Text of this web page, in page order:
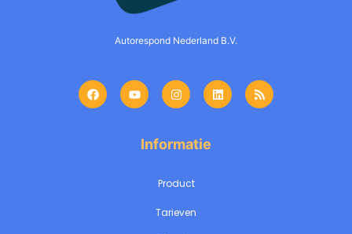
Autorespond Nederland B.V.
Informatie
Product
Tarieven